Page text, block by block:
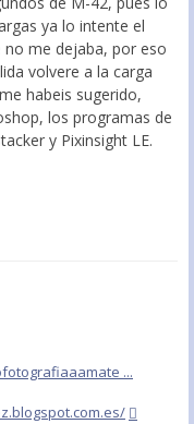
ya lo intente el
me dejaba, por eso
volvere a la carga
habeis sugerido,
los programas de
y Pixinsight LE.
...